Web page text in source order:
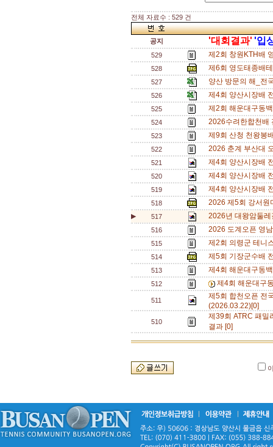
전체 자료수 : 529 건
공지 '대회결과' '입
529 제2회 창원KTH배
528 제6회 영도태종배
527 양산 방문의 해_전
526 제4회 양산시장배
525 제2회 해운대구동
524 2026수려한합천배
523 제9회 산청 천왕봉
522 2026 춘계 부산대
521 제4회 양산시장배
520 제4회 양산시장배
519 제4회 양산시장배
518 2026 제5회 강서
▶ 517 2026년 대왕암둘
516 2026 도계오픈 영
515 제2회 의령군 테니
514 제5회 기장군수배
513 제4회 해운대구동
512 제4회 해운대구
511
제5회 합천오픈 전
(2026.03.22)[0]
510
제39회 ATRC 패밀
결과 [0]